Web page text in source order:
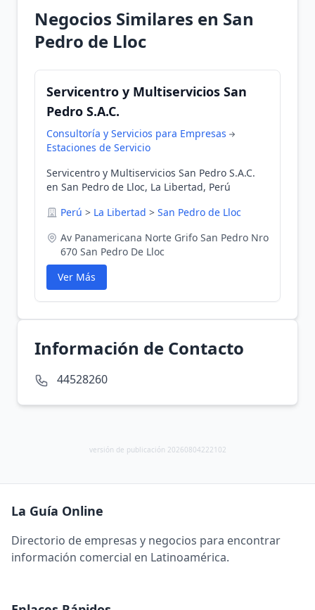
Negocios Similares en San
Pedro de Lloc
Servicentro y Multiservicios San
Pedro S.A.C.
Consultoría y Servicios para Empresas
Estaciones de Servicio
Servicentro y Multiservicios San Pedro S.A.C.
en San Pedro de Lloc, La Libertad, Perú
Perú > La Libertad > San Pedro de Lloc
Av Panamericana Norte Grifo San Pedro Nro
670 San Pedro De Lloc
Ver Más
Información de Contacto
44528260
versión de publicación 20260804222102
La Guía Online
Directorio de empresas y negocios para encontrar
información comercial en Latinoamérica.